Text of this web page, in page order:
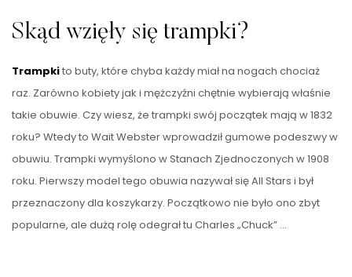
Skąd wzięły się trampki?
Trampkito buty, które chyba każdy miał na nogach chociaż
raz. Zarówno kobiety jak i mężczyźni chętnie wybierają właśnie
takie obuwie. Czy wiesz, że trampki swój początek mają w 1832
roku? Wtedy to Wait Webster wprowadził gumowe podeszwy w
obuwiu. Trampki wymyślono w Stanach Zjednoczonych w 1908
roku. Pierwszy model tego obuwia nazywał się All Stars i był
przeznaczony dla koszykarzy. Początkowo nie było ono zbyt
popularne, ale dużą rolę odegrał tu Charles „Chuck” …